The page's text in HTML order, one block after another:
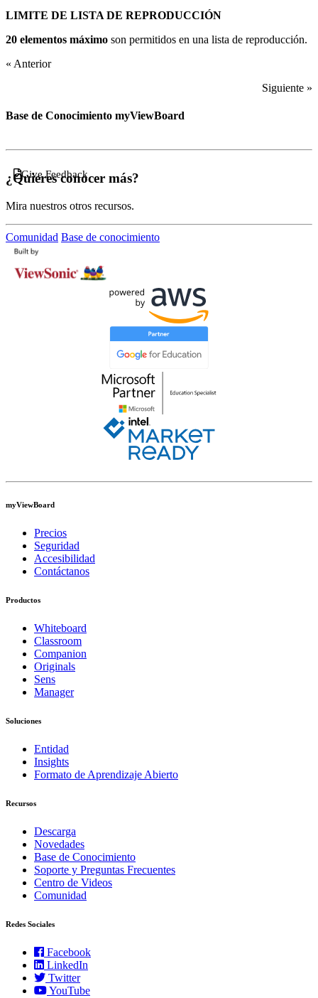
LIMITE DE LISTA DE REPRODUCCIÓN
20 elementos máximo son permitidos en una lista de reproducción.
« Anterior
Siguiente »
Base de Conocimiento myViewBoard
Give Feedback
¿Quieres conocer más?
Mira nuestros otros recursos.
Comunidad Base de conocimiento
myViewBoard
Precios
Seguridad
Accesibilidad
Contáctanos
Productos
Whiteboard
Classroom
Companion
Originals
Sens
Manager
Soluciones
Entidad
Insights
Formato de Aprendizaje Abierto
Recursos
Descarga
Novedades
Base de Conocimiento
Soporte y Preguntas Frecuentes
Centro de Videos
Comunidad
Redes Sociales
Facebook
LinkedIn
Twitter
YouTube